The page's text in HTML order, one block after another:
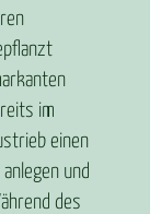
im
einen
und
des